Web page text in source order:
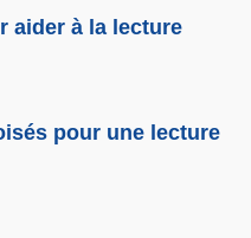
aider à la lecture
pour une lecture